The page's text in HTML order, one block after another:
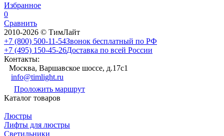
Избранное
0
Сравнить
2010-2026 © ТимЛайт
+7 (800) 500-11-54Звонок бесплатный по РФ
+7 (495) 150-45-26Доставка по всей России
Контакты:
Москва, Варшавское шоссе, д.17c1
info@timlight.ru
Проложить маршрут
Каталог товаров
Люстры
Лифты для люстры
Светильники